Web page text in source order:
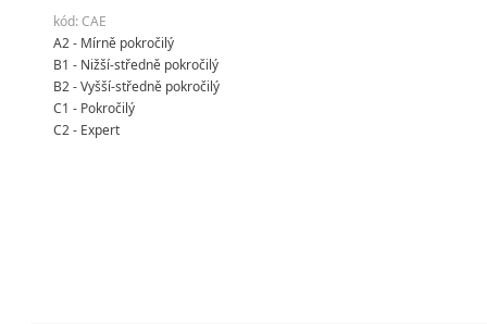
kód: CAE
A2 - Mírně pokročilý
B1 - Nižší-středně pokročilý
B2 - Vyšší-středně pokročilý
C1 - Pokročilý
C2 - Expert